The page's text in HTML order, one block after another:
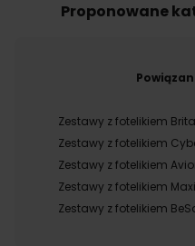
Proponowane
Zestawy z fotelikiem
Zestawy z fotelikiem
Zestawy z fotelikiem
Zestawy z fotelikiem
Zestawy z fotelikiem